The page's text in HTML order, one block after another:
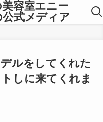
美容室エニー
式メディア
ルをしてくれた
しに来てくれま